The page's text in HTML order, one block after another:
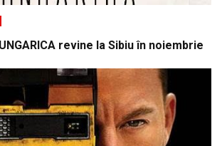
revine la Sibiu în noiembrie